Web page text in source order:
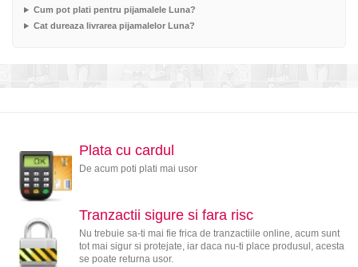
Cum pot plati pentru pijamalele Luna?
Cat dureaza livrarea pijamalelor Luna?
Plata cu cardul
De acum poti plati mai usor
Tranzactii sigure si fara risc
Nu trebuie sa-ti mai fie frica de tranzactiile online, acum sunt
tot mai sigur si protejate, iar daca nu-ti place produsul, acesta
se poate returna usor.